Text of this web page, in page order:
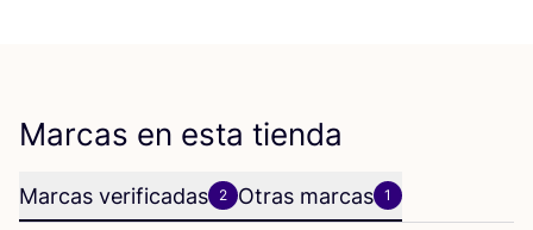
Marcas en esta tienda
Marcas verificadas 2 Otras marcas 1